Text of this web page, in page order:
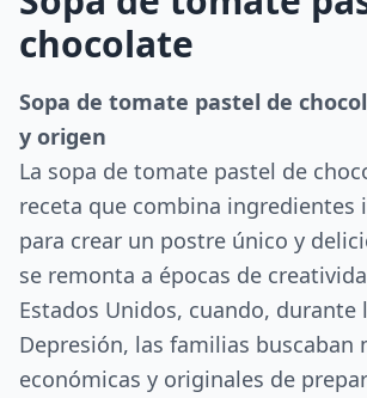
chocolate
Sopa de tomate pastel de
y origen
La sopa de tomate pastel de
receta que combina ingredientes
para crear un postre único y
se remonta a épocas de
Estados Unidos, cuando, durante
Depresión, las familias buscaban
económicas y originales de